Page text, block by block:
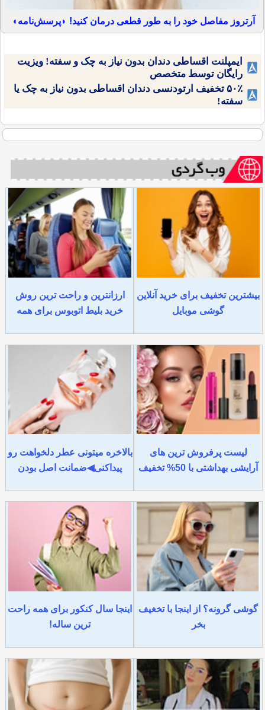
آرتروز مفاصل خود را به طور قطعی درمان کنید! ◗پرسش‌نامه◖
ایمپلنت اقساطی دندان بدون نیاز به چک و سفته! ویزیت
رایگان توسط متخصص
۵۰٪ تخفیف ارتودنسی دندان اقساطی بدون نیاز به چک یا
سفته!
بیشترین تخفیف برای خرید آنلاین
گوشی موبایل
ارزانترین و راحت ترین روش
خرید بلیط اتوبوس برای همه
لیست پرفروش ترین های
آرایشی بهداشتی با 50% تخفیف
بالاخره میتونی عطر دلخواهت رو
پیداکنی◀ضمانت اصل بودن
گوشی گرونه؟ از اینجا با تخغیف
بخر
اینجا سال کنکور برای همه راحت
ترین ساله!